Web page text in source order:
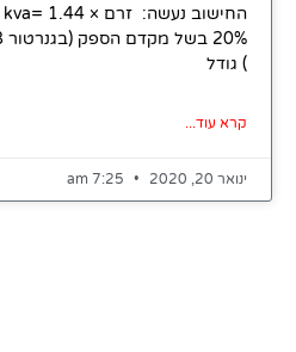
) גודל
קרא עוד...
ינואר 20, 2020